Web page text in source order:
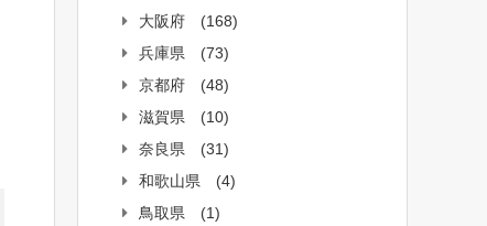
大阪府
(168)
兵庫県
(73)
京都府
(48)
滋賀県
(10)
奈良県
(31)
和歌山県
(4)
鳥取県
(1)